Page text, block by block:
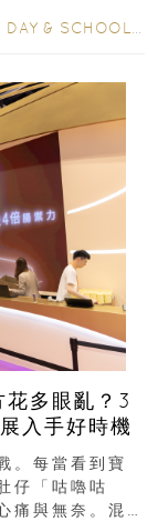
& SCHOOL EVENTS
花多眼亂？3
入手好時機
。每當看到寶
仔「咕嚕咕
痛與無奈。混